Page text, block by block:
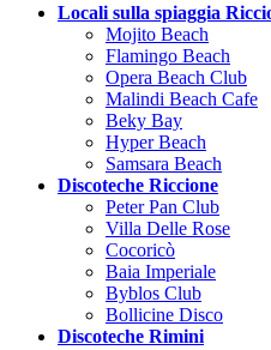
Locali sulla spiaggia
Mojito Beach
Flamingo Beach
Opera Beach Club
Malindi Beach Cafe
Beky Bay
Hyper Beach
Samsara Beach
Discoteche Riccione
Peter Pan Club
Villa Delle Rose
Cocoricò
Baia Imperiale
Byblos Club
Bollicine Disco
Discoteche Rimini